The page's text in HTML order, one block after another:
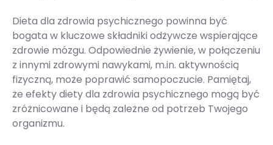
Dieta dla zdrowia psychicznego powinna być
bogata w kluczowe składniki odżywcze wspierające
zdrowie mózgu. Odpowiednie żywienie, w połączeniu
z innymi zdrowymi nawykami, m.in. aktywnością
fizyczną, może poprawić samopoczucie. Pamiętaj,
że efekty diety dla zdrowia psychicznego mogą być
zróżnicowane i będą zależne od potrzeb Twojego
organizmu.